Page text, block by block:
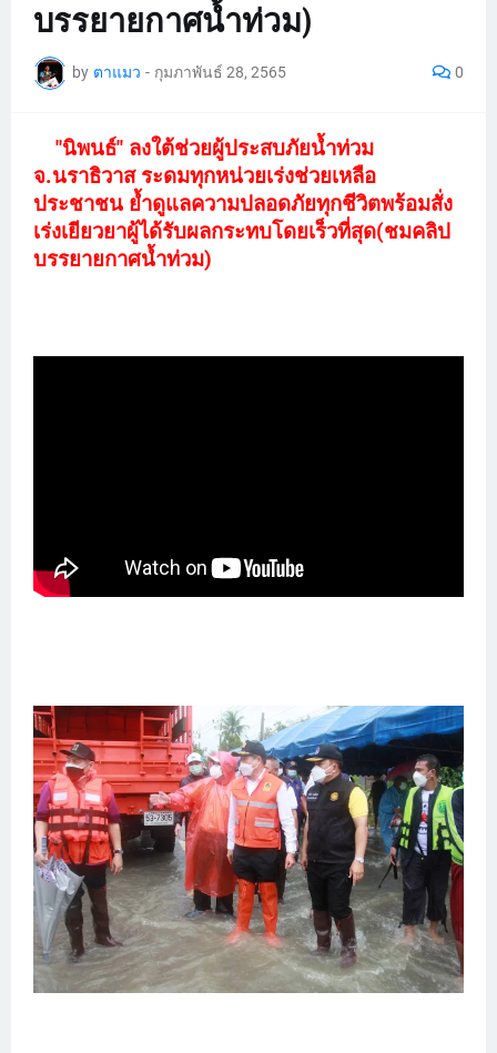
บรรยายกาศน้ำท่วม)
by ตาแมว - กุมภาพันธ์ 28, 2565 0
"นิพนธ์" ลงใต้ช่วยผู้ประสบภัยน้ำท่วม
จ.นราธิวาส ระดมทุกหน่วยเร่งช่วยเหลือ
ประชาชน ย้ำดูแลความปลอดภัยทุกชีวิตพร้อมสั่ง
เร่งเยียวยาผู้ได้รับผลกระทบโดยเร็วที่สุด(ชมคลิป
บรรยายกาศน้ำท่วม)